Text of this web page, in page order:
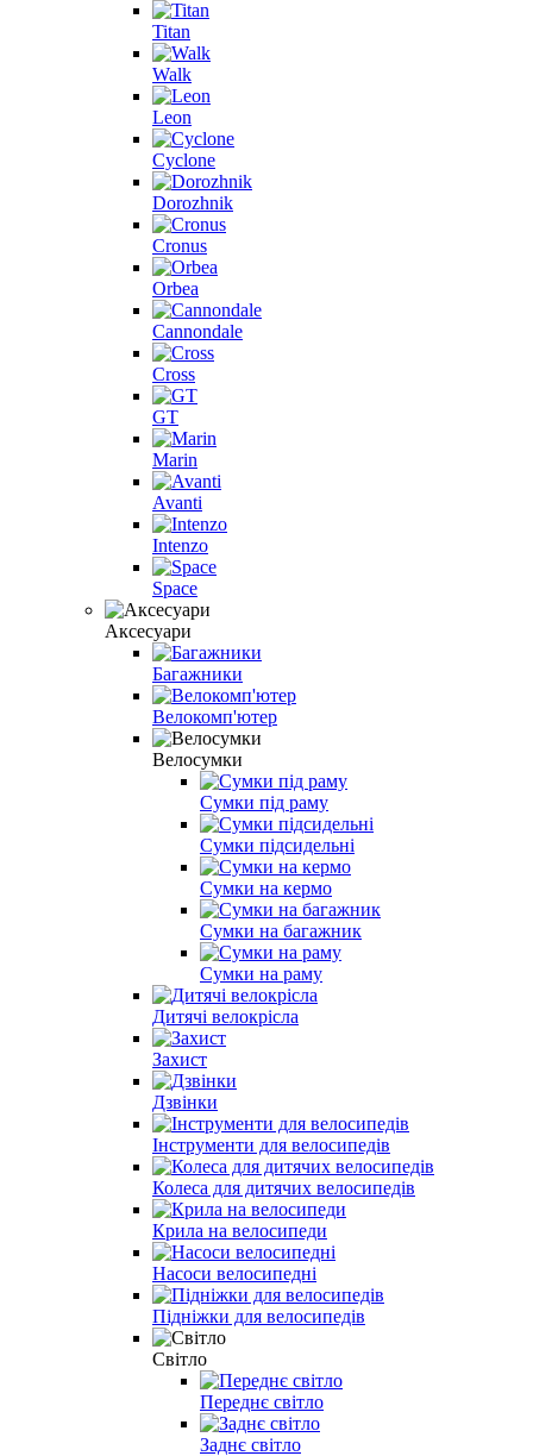
Titan
Walk
Leon
Cyclone
Dorozhnik
Cronus
Orbea
Cannondale
Cross
GT
Marin
Avanti
Intenzo
Space
Аксесуари
Багажники
Велокомп'ютер
Велосумки
Сумки під раму
Сумки підсидельні
Сумки на кермо
Сумки на багажник
Сумки на раму
Дитячі велокрісла
Захист
Дзвінки
Інструменти для велосипедів
Колеса для дитячих велосипедів
Крила на велосипеди
Насоси велосипедні
Підніжки для велосипедів
Світло
Переднє світло
Заднє світло